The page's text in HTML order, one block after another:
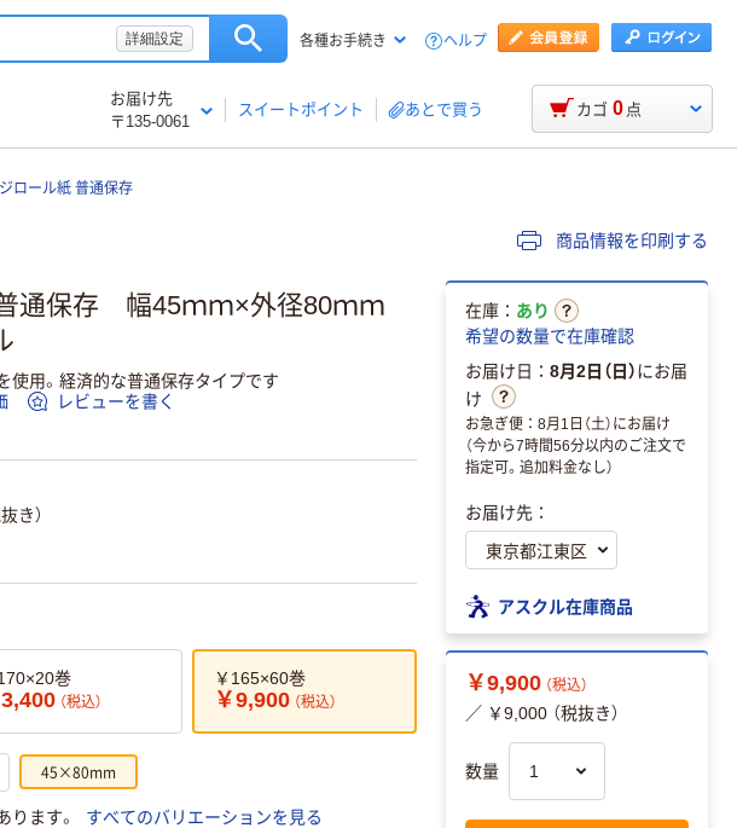
詳細設定 各種お手続き ヘルプ
お届け先
〒135-0061
スイートポイント あとで買う カゴ 0 点
ジロール紙 普通保存
商品情報を印刷する
普通保存 幅45ｍｍ×外径80ｍｍ
使用。経済的な普通保存タイプです
レビューを書く
き）
巻
（税込）
￥165×60巻
￥9,900 （税込）
45×80mm
ります。
すべてのバリエーションを見る
在庫： あり
希望の数量で在庫確認
お届け日： 8月2日（日）にお届
け
お急ぎ便：8月1日（土）にお届け
（今から7時間56分以内のご注文で
指定可。追加料金なし）
お届け先：
アスクル在庫商品
￥9,900 （税込）
／ ￥9,000 （税抜き）
数量